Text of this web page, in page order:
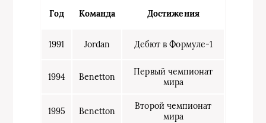
Год Команда Достижения
1991 Jordan Дебют в Формуле-1
1994 Benetton
Первый чемпионат
мира
1995 Benetton
Второй чемпионат
мира